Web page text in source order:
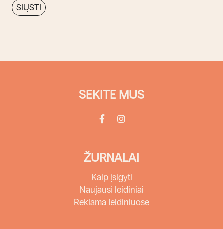
SIŲSTI
SEKITE MUS
ŽURNALAI
Kaip įsigyti
Naujausi leidiniai
Reklama leidiniuose